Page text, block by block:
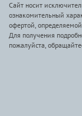
Сайт носит
ознакомительный
офертой,
Для получения
пожалуйста,